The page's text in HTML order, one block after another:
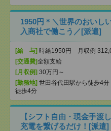
1950円＊＼世界のおいし
入商社で働こう／[派遣]
[給 与] 時給1950円 月収例
[交通費]全額支給
[月収例] 30万円～
[勤務地] 世田谷代田駅から徒歩4分
徒歩4分
【シフト自由・現金手渡
充電を繋げるだけ！[派遣]